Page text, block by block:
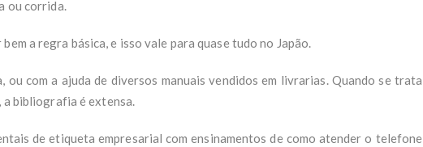
ou corrida.
a regra básica, e isso vale para quase tudo no Japão.
ou com a ajuda de diversos manuais vendidos em livrarias. Quando se trata
a bibliografia é extensa.
de etiqueta empresarial com ensinamentos de como atender o telefone